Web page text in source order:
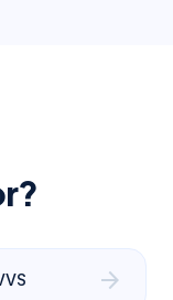
arrow_forward